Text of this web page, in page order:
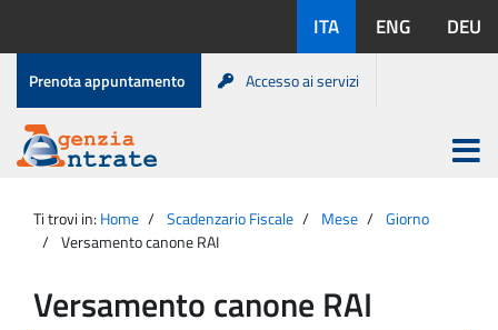
contenuto
disponibili:
ITA ENG DEU
Menu
di
servizio
Prenota appuntamento Accesso ai servizi
Agenzia
Entrate
Apri
menu
principale
Ti trovi in: Home Scadenzario Fiscale Mese
Giorno
Versamento canone RAI
Versamento canone RAI